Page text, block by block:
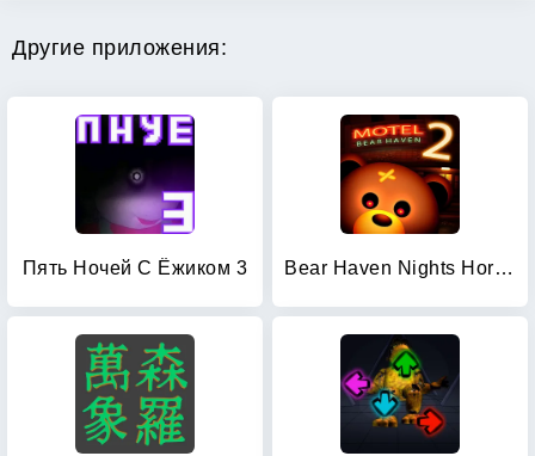
Другие приложения:
Пять Ночей С Ёжиком 3 Bear Haven Nights Horror 2